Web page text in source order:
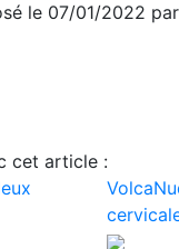
le 07/01/2022 par
cet article :